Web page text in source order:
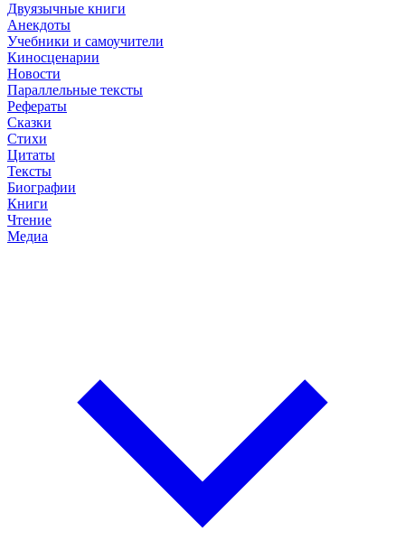
Двуязычные книги
Анекдоты
Учебники и самоучители
Киносценарии
Новости
Параллельные тексты
Рефераты
Сказки
Стихи
Цитаты
Тексты
Биографии
Книги
Чтение
Медиа